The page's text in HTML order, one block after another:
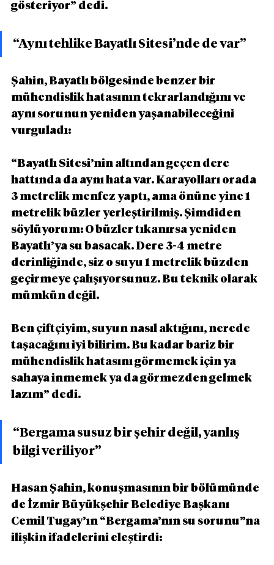
gösteriyor” dedi.
“Aynı tehlike Bayatlı Sitesi’nde de var”
Şahin, Bayatlı bölgesinde benzer bir
mühendislik hatasının tekrarlandığını ve
aynı sorunun yeniden yaşanabileceğini
vurguladı:
“Bayatlı Sitesi’nin altından geçen dere
hattında da aynı hata var. Karayolları orada
3 metrelik menfez yaptı, ama önüne yine 1
metrelik büzler yerleştirilmiş. Şimdiden
söylüyorum: O büzler tıkanırsa yeniden
Bayatlı’ya su basacak. Dere 3-4 metre
derinliğinde, siz o suyu 1 metrelik büzden
geçirmeye çalışıyorsunuz. Bu teknik olarak
mümkün değil.
Ben çiftçiyim, suyun nasıl aktığını, nerede
taşacağını iyi bilirim. Bu kadar bariz bir
mühendislik hatasını görmemek için ya
sahaya inmemek ya da görmezden gelmek
lazım” dedi.
“Bergama susuz bir şehir değil, yanlış
bilgi veriliyor”
Hasan Şahin, konuşmasının bir bölümünde
de İzmir Büyükşehir Belediye Başkanı
Cemil Tugay’ın “Bergama’nın su sorunu”na
ilişkin ifadelerini eleştirdi: